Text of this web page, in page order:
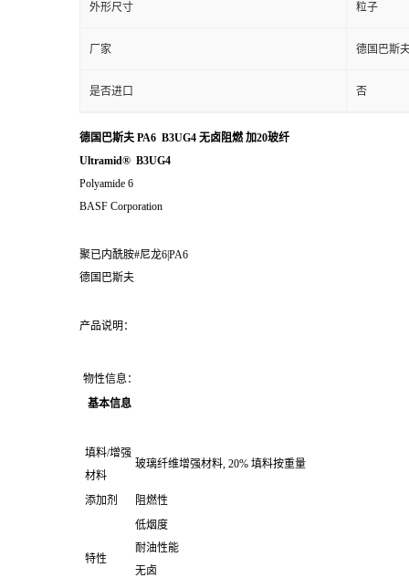
外形尺寸 粒子
厂家 德国巴斯
是否进口 否
德国巴斯夫 PA6 B3UG4 无卤阻燃 加20玻纤
Ultramid® B3UG4
Polyamide 6
BASF Corporation
聚已内酰胺#尼龙6|PA6
德国巴斯夫
产品说明：
物性信息：
基本信息
填料/增强
材料
玻璃纤维增强材料, 20% 填料按重量
添加剂 阻燃性
特性
低烟度
耐油性能
无卤